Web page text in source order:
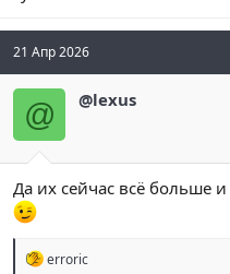
21 Апр 2026
@ @lexus
Да их сейчас всё больше
Р
erroric